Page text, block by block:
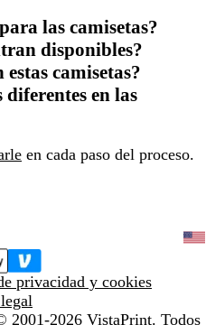
las camisetas?
disponibles?
camisetas?
en las
en cada paso del proceso.
privacidad y cookies
2001-2026 VistaPrint. Todos